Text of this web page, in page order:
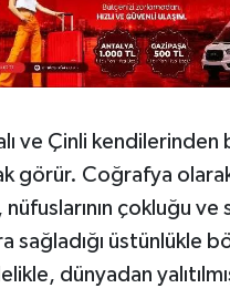
ve Çinli kendilerinden
görür. Coğrafya
nüfuslarının çokluğu ve
sağladığı üstünlükle
dünyadan